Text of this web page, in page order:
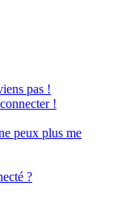
pas !
!
peux plus me
?